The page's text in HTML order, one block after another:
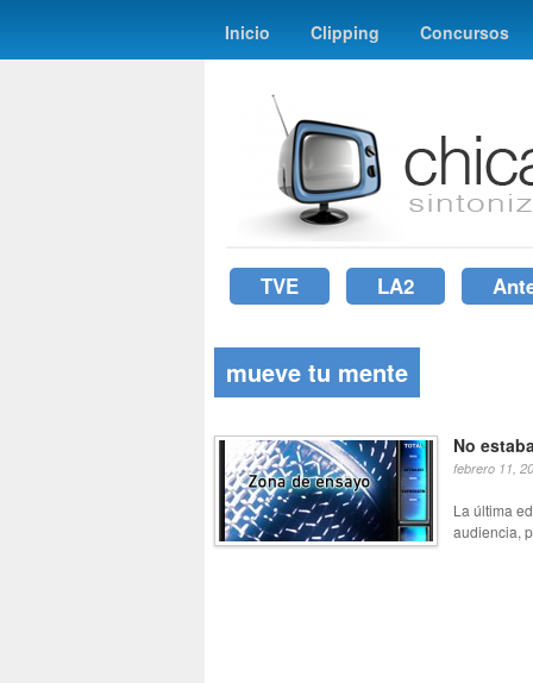
Inicio Clipping Concursos
TVE LA2
mueve tu mente
No
febrero 11,
La última
audiencia,